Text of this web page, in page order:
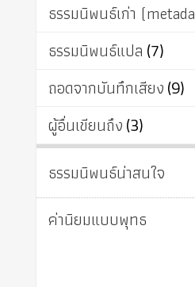
ธรรมนิพนธ์เก่า
ธรรมนิพนธ์แปล (7)
ถอดจากบันทึกเสียง(9)
ผู้อื่นเขียนถึง(3)
ธรรมนิพนธ์น่าสนใจ
ค่านิยมแบบพุทธ